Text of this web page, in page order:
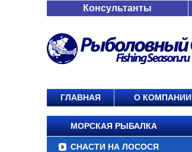
Консультанты
ГЛАВНАЯ О КОМПАНИИ
МОРСКАЯ РЫБАЛКА
СНАСТИ НА ЛОСОСЯ